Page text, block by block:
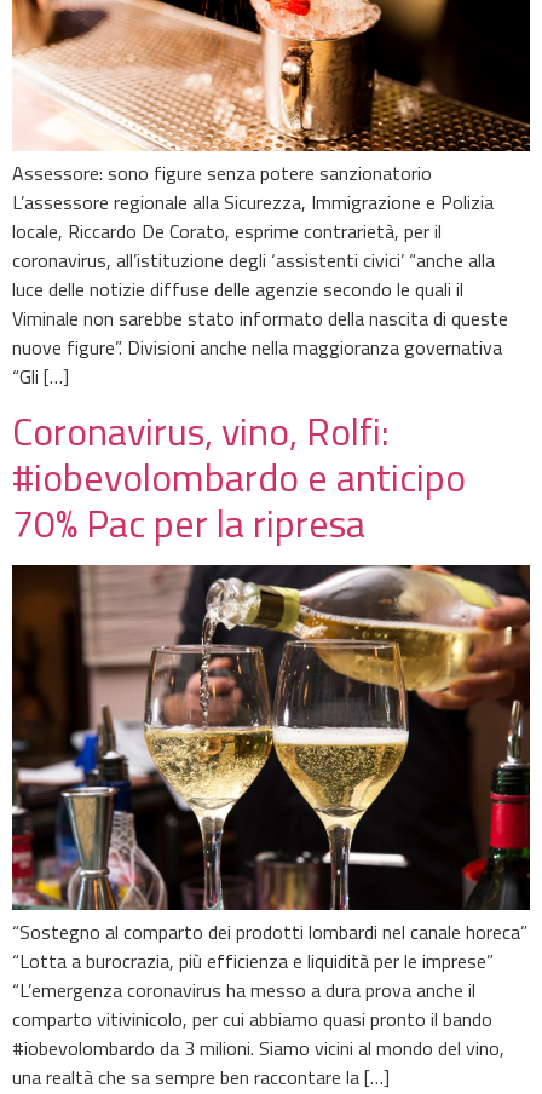
Assessore: sono figure senza potere sanzionatorio
L’assessore regionale alla Sicurezza, Immigrazione e Polizia
locale, Riccardo De Corato, esprime contrarietà, per il
coronavirus, all’istituzione degli ‘assistenti civici’ “anche alla
luce delle notizie diffuse delle agenzie secondo le quali il
Viminale non sarebbe stato informato della nascita di queste
nuove figure”. Divisioni anche nella maggioranza governativa
“Gli […]
Coronavirus, vino, Rolfi:
#iobevolombardo e anticipo
70% Pac per la ripresa
“Sostegno al comparto dei prodotti lombardi nel canale horeca”
“Lotta a burocrazia, più efficienza e liquidità per le imprese”
“L’emergenza coronavirus ha messo a dura prova anche il
comparto vitivinicolo, per cui abbiamo quasi pronto il bando
#iobevolombardo da 3 milioni. Siamo vicini al mondo del vino,
una realtà che sa sempre ben raccontare la […]